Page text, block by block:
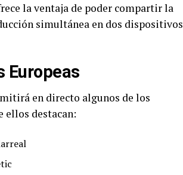
la ventaja de poder compartir la
simultánea en dos dispositivos
Europeas
en directo algunos de los
ellos destacan: